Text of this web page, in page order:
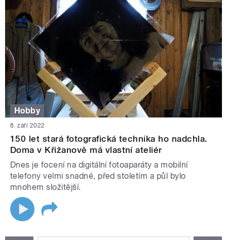
Hobby
8. září 2022
150 let stará fotografická technika ho nadchla.
Doma v Křižanově má vlastní ateliér
Dnes je focení na digitální fotoaparáty a mobilní
telefony velmi snadné, před stoletím a půl bylo
mnohem složitější.